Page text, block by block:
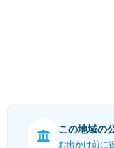
この地域の
お出かけ前に